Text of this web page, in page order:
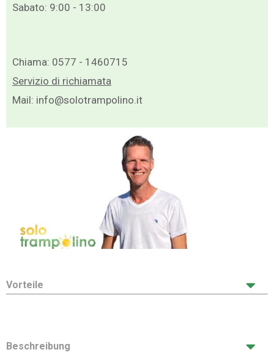
Sabato: 9:00 - 13:00
Chiama: 0577 - 1460715
Servizio di richiamata
Mail: info@solotrampolino.it
Vorteile
Beschreibung